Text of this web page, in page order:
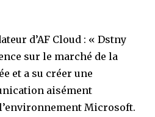
d’AF Cloud : « Dstny
sur le marché de la
et a su créer une
aisément
Microsoft.